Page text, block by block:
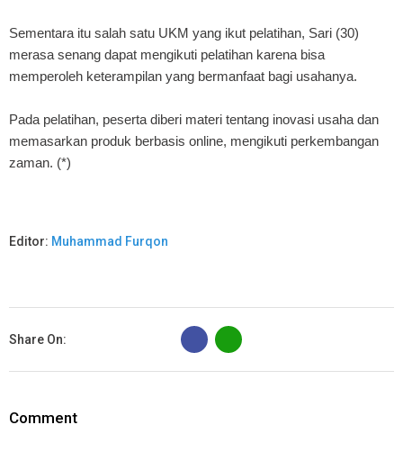
Sementara itu salah satu UKM yang ikut pelatihan, Sari (30)
merasa senang dapat mengikuti pelatihan karena bisa
memperoleh keterampilan yang bermanfaat bagi usahanya.
Pada pelatihan, peserta diberi materi tentang inovasi usaha dan
memasarkan produk berbasis online, mengikuti perkembangan
zaman. (*)
Editor: Muhammad Furqon
Share On:
B
Comment